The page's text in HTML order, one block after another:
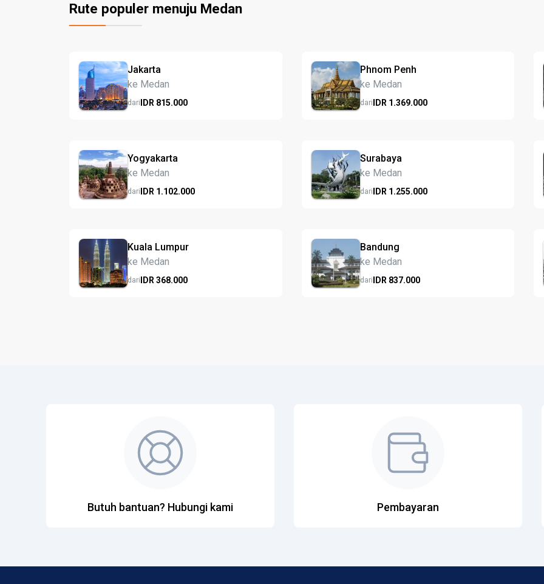
Rute populer menuju Medan
Jakarta
ke Medan
dariIDR 815.000
Phnom Penh
ke Medan
dariIDR 1.369.000
Yogyakarta
ke Medan
dariIDR 1.102.000
Surabaya
ke Medan
dariIDR 1.255.000
Kuala Lumpur
ke Medan
dariIDR 368.000
Bandung
ke Medan
dariIDR 837.000
Butuh bantuan? Hubungi kami Pembayaran